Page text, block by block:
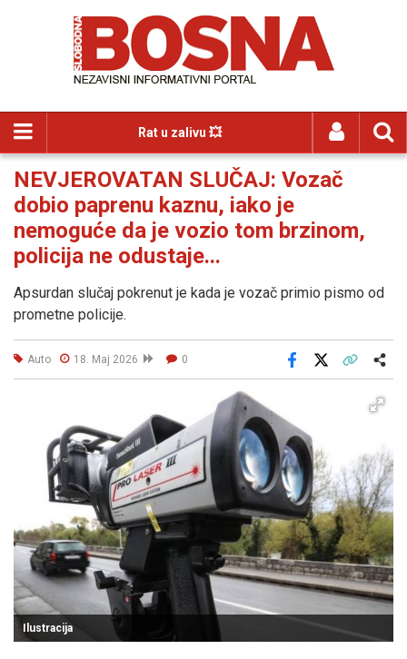
Rat u zalivu 💥
NEVJEROVATAN SLUČAJ: Vozač
dobio paprenu kaznu, iako je
nemoguće da je vozio tom brzinom,
policija ne odustaje...
Apsurdan slučaj pokrenut je kada je vozač primio pismo od
prometne policije.
Auto 18. Maj 2026 0
Facebook
Ilustracija